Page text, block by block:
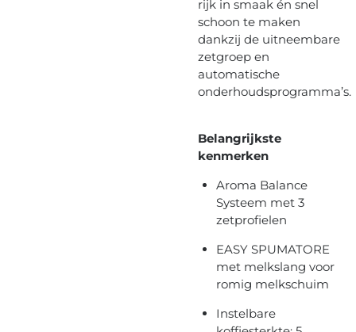
rijk in smaak én snel
schoon te maken
dankzij de uitneembare
zetgroep en
automatische
onderhoudsprogramma’s.
Belangrijkste
kenmerken
Aroma Balance
Systeem met 3
zetprofielen
EASY SPUMATORE
met melkslang voor
romig melkschuim
Instelbare